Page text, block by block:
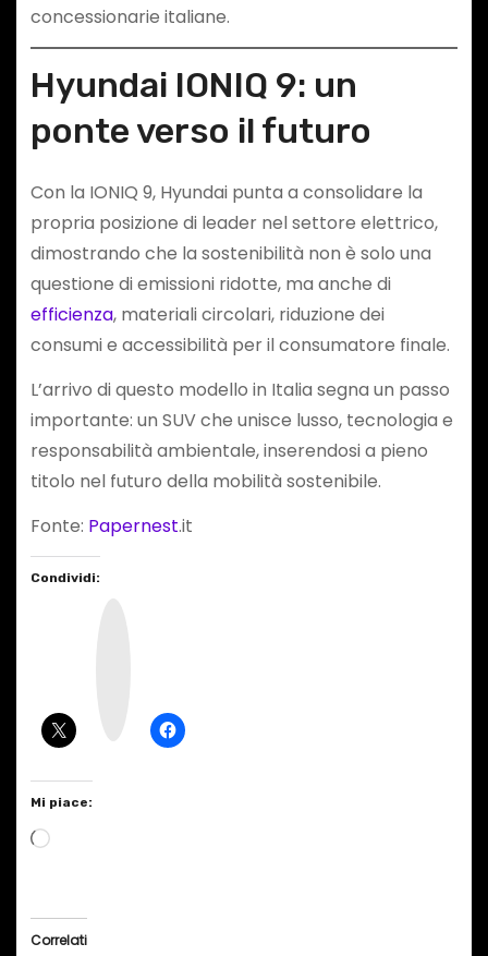
concessionarie italiane.
Hyundai IONIQ 9: un
ponte verso il futuro
Con la IONIQ 9, Hyundai punta a consolidare la
propria posizione di leader nel settore elettrico,
dimostrando che la sostenibilità non è solo una
questione di emissioni ridotte, ma anche di
efficienza, materiali circolari, riduzione dei
consumi e accessibilità per il consumatore finale.
L’arrivo di questo modello in Italia segna un passo
importante: un SUV che unisce lusso, tecnologia e
responsabilità ambientale, inserendosi a pieno
titolo nel futuro della mobilità sostenibile.
Fonte: Papernest.it
Condividi:
Mi piace:
C
Correlati